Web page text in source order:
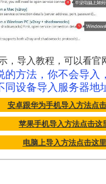
，导入教程，可以看官
的方法，你不会导入
同设备导入服务器地
安卓跟华为手机导入方法点
苹果手机导入方法点击这
电脑上导入方法点击这里